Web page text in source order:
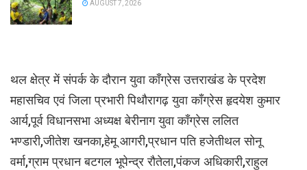
AUGUST 7, 2026
थल क्षेत्र में संपर्क के दौरान युवा काँग्रेस उत्तराखंड के प्रदेश
महासचिव एवं जिला प्रभारी पिथौरागढ़ युवा काँग्रेस हृदयेश कुमार
आर्य,पूर्व विधानसभा अध्यक्ष बेरीनाग युवा काँग्रेस ललित
भण्डारी,जीतेश खनका,हेमू आगरी,प्रधान पति हजेतीथल सोनू
वर्मा,ग्राम प्रधान बटगल भूपेन्द्र रौतेला,पंकज अधिकारी,राहुल